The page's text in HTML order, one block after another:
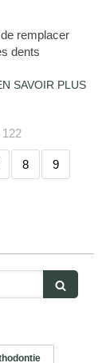
remplacer
dents
SAVOIR PLUS
8 9